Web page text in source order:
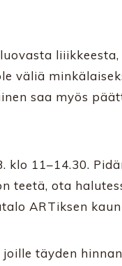
väliä
saa myös
klo 11–14.30.
teetä, ota
ARTiksen
täyden